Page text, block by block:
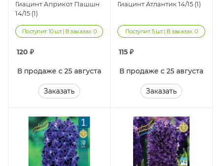
Гиацинт Априкот Пашшн
14/15 (1)
Поступит: 10 шт. | В заказах: 0
120 ₽
В продаже с 25 августа
Заказать
Гиацинт Атлантик 14/15 (1)
Поступит: 5 шт. | В заказах: 0
115 ₽
В продаже с 25 августа
Заказать